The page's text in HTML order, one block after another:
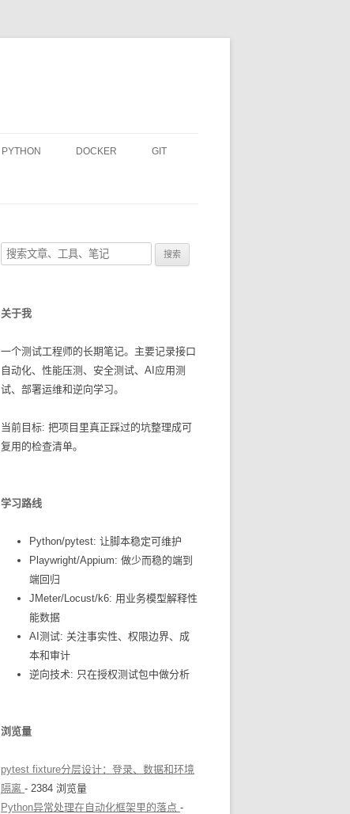
PYTHON DOCKER GIT
搜
关于我
一个测试工程师的长期笔记。主要记录接口
自动化、性能压测、安全测试、AI应用测
试、部署运维和逆向学习。
当前目标: 把项目里真正踩过的坑整理成可
复用的检查清单。
学习路线
Python/pytest: 让脚本稳定可维护
Playwright/Appium: 做少而稳的端到
端回归
JMeter/Locust/k6: 用业务模型解释性
能数据
AI测试: 关注事实性、权限边界、成
本和审计
逆向技术: 只在授权测试包中做分析
浏览量
pytest fixture分层设计：登录、数据和环境
隔离 - 2384 浏览量
Python异常处理在自动化框架里的落点 -